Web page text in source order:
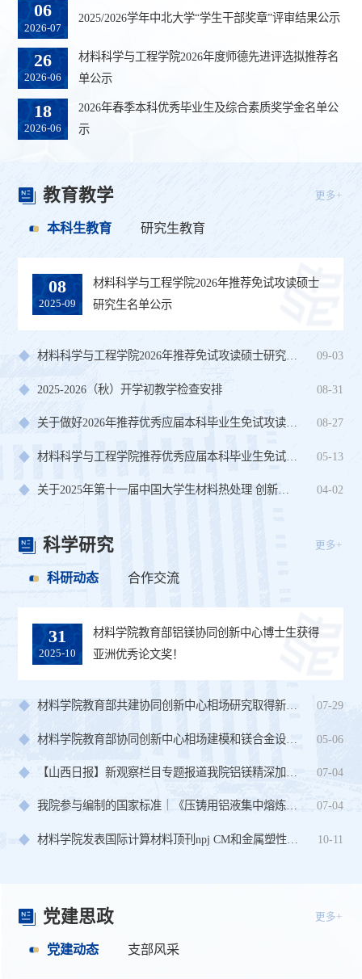
06
2026-07
2025/2026学年中北大学“学生干部奖章”评审结果公示
26
2026-06
材料科学与工程学院2026年度师德先进评选拟推荐名
单公示
18
2026-06
2026年春季本科优秀毕业生及综合素质奖学金名单公
示
教育教学
本科生教育 研究生教育
更多+
08
2025-09
材料科学与工程学院2026年推荐免试攻读硕士
研究生名单公示
材料科学与工程学院2026年推荐免试攻读硕士研究生名额公示 09-03
2025-2026（秋）开学初教学检查安排 08-31
关于做好2026年推荐优秀应届本科毕业生免试攻读硕士研究生工... 08-27
材料科学与工程学院推荐优秀应届本科毕业生免试攻读硕士研究... 05-13
关于2025年第十一届中国大学生材料热处理 创新创业大赛的通知 04-02
15
2025-05
​2025年6月材料科学与工程学院申请博士研究生
指导教师材料公...
科学研究
科研动态 合作交流
更多+
31
2025-10
材料学院教育部铝镁协同创新中心博士生获得
亚洲优秀论文奖！
材料学院教育部共建协同创新中心相场研究取得新进展 07-29
材料学院教育部协同创新中心相场建模和镁合金设计连续取得新进展 05-06
07-04
我院参与编制的国家标准｜《压铸用铝液集中熔炼配送通用技术... 07-04
材料学院发表国际计算材料顶刊npj CM和金属塑性顶刊IJP 10-11
06
2026-08
韩国仁荷大学Chan Kyung Kim教授到访材料学
院
党建思政
党建动态 支部风采
更多+